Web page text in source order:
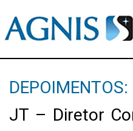
DEPOIMENTOS:
JT – Diretor